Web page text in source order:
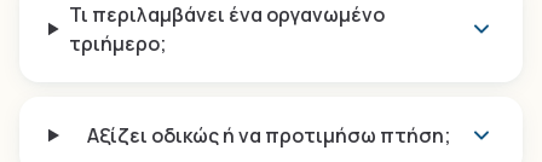
Τι περιλαμβάνει ένα οργανωμένο
τριήμερο;
Αξίζει οδικώς ή να προτιμήσω πτήση;